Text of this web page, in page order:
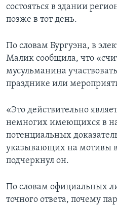
состояться в здании
позже в тот день.
По словам Бургуэна, в
Малик сообщила, что
мусульманина
празднике или
«Это действительно
немногих имеющихся в
потенциальных
указывающих на мотивы в
подчеркнул он.
По словам официальных
точного ответа, почему